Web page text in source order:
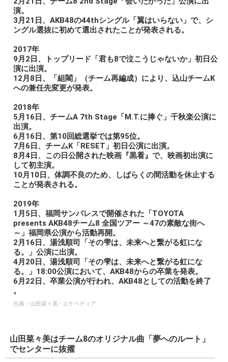
演。
3月21日、AKB48の44thシングル「翼はいらない」で、シ
ングル選抜に初めて選出されたことが発表される。
2017年
9月2日、トップリード「君も8で泣こうじゃないか」初日公
演に出演。
12月8日、「組閣」（チーム再編成）により、込山チームK
への兼任先変更が発表。
2018年
5月16日、チームA 7th Stage「M.T.に捧ぐ」千秋楽公演に
出演。
6月16日、第10回総選挙では第95位。
7月6日、チームK「RESET」初日公演に出演。
8月4日、この日公開された映画『黒看』で、映画初出演に
して初主演。
10月10日、体調不良のため、しばらくの間活動を休止する
ことが発表される。
2019年
1月5日、福岡サンパレスで開催された「TOYOTA
presents AKB48チーム8 全国ツアー ～47の素敵な街へ
～」福岡県公演から活動再開。
2月16日、湯浅順司「その雫は、未来へと繋がる虹にな
る。」公演に出演。
4月20日、湯浅順司「その雫は、未来へと繋がる虹にな
る。」18:00公演において、AKB48からの卒業を発表。
6月22日、卒業公演が行われ、AKB48としての活動を終了
。
出典： 山田菜々美 - エケペディア
山田菜々美はチーム8のオリジナル曲「夢へのルート」
でセンターに抜擢